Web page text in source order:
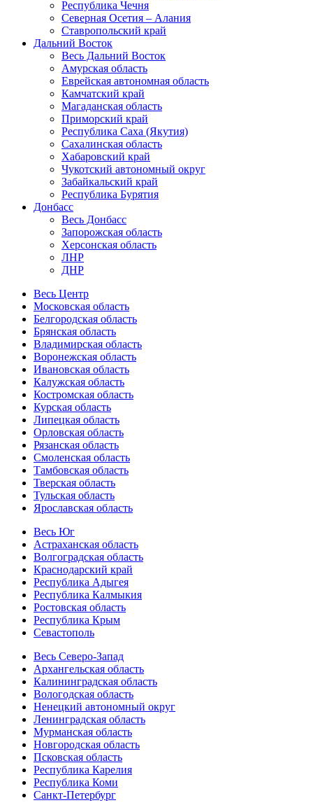
Республика Чечня
Северная Осетия – Алания
Ставропольский край
Дальний Восток
Весь Дальний Восток
Амурская область
Еврейская автономная область
Камчатский край
Магаданская область
Приморский край
Республика Саха (Якутия)
Сахалинская область
Хабаровский край
Чукотский автономный округ
Забайкальский край
Республика Бурятия
Донбасс
Весь Донбасс
Запорожская область
Херсонская область
ЛНР
ДНР
Весь Центр
Московская область
Белгородская область
Брянская область
Владимирская область
Воронежская область
Ивановская область
Калужская область
Костромская область
Курская область
Липецкая область
Орловская область
Рязанская область
Смоленская область
Тамбовская область
Тверская область
Тульская область
Ярославская область
Весь Юг
Астраханская область
Волгоградская область
Краснодарский край
Республика Адыгея
Республика Калмыкия
Ростовская область
Республика Крым
Севастополь
Весь Северо-Запад
Архангельская область
Калининградская область
Вологодская область
Ненецкий автономный округ
Ленинградская область
Мурманская область
Новгородская область
Псковская область
Республика Карелия
Республика Коми
Санкт-Петербург